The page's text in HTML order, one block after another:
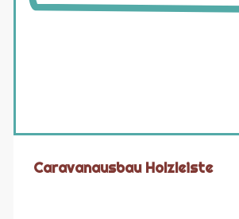
Caravanausbau Holzleiste